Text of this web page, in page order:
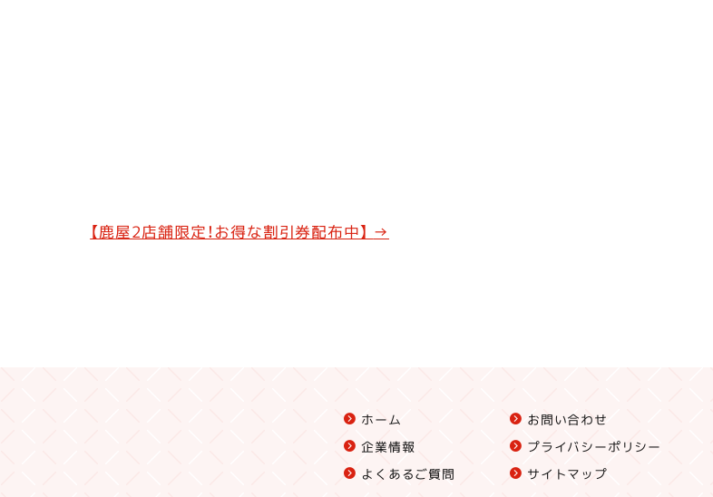
【鹿屋2店舗限定！お得な割引券配布中】 →
ホーム
企業情報
よくあるご質問
お問い合わせ
プライバシーポリシー
サイトマップ